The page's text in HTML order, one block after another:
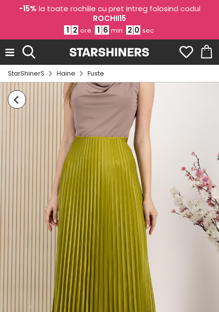
-15% la toate rochiile cu pret intreg folosind codul
ROCHII15
1 2 ore 1 6 min 2 0 sec
StarShinerS Haine Fuste